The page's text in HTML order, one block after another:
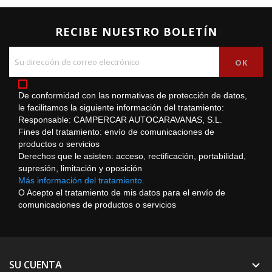
RECIBE NUESTRO BOLETÍN
De conformidad con las normativas de protección de datos,
le facilitamos la siguiente información del tratamiento:
Responsable: CAMPERCAR AUTOCARAVANAS, S.L.
Fines del tratamiento: envío de comunicaciones de
productos o servicios
Derechos que le asisten: acceso, rectificación, portabilidad,
supresión, limitación y oposición
Más información del tratamiento.
O Acepto el tratamiento de mis datos para el envío de
comunicaciones de productos o servicios
SU CUENTA 